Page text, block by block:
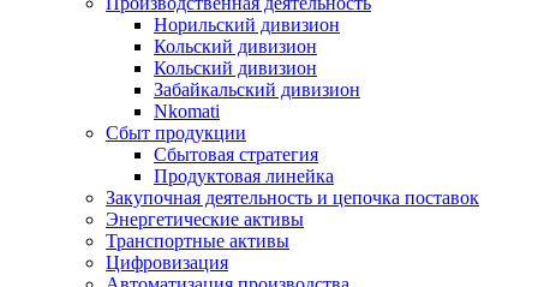
Норильский дивизион
Кольский дивизион
Кольский дивизион
Забайкальский дивизион
Nkomati
Сбыт продукции
Сбытовая стратегия
Продуктовая линейка
Закупочная деятельность и цепочка поставок
Энергетические активы
Транспортные активы
Цифровизация